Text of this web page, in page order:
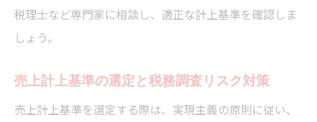
税理士など専門家に相談し、適正な計上基準を確認しま
しょう。
売上計上基準の選定と税務調査リスク対策
売上計上基準を選定する際は、実現主義の原則に従い、